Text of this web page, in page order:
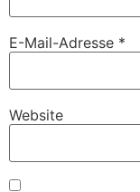
E-Mail-Adresse *
Website